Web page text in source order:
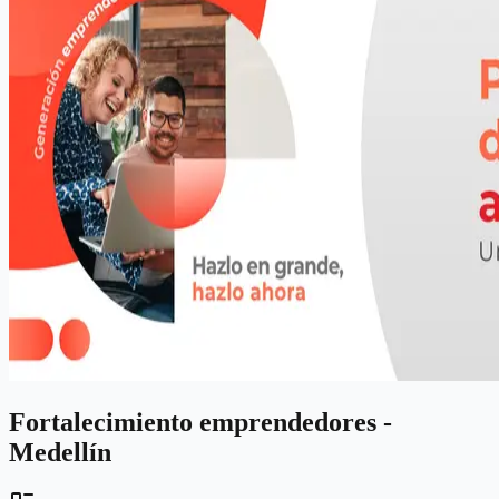
Fortalecimiento emprendedores -
Medellín